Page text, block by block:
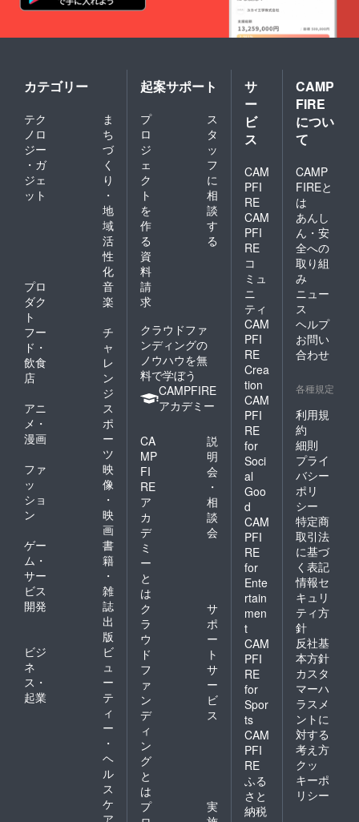
や、
イベン
トの企
画運営
を進め
ていく
プラン
です。
トごと
に打ち
上げも
しま
す。強
制では
ないで
すが、
旅キャ
ンや
GARA
MPの
SNSで
の出演
が可能
ps. ちな
援額の
73円は
ななみ
の73か
す…笑
カテゴリー
テク
ノロ
ジー
・ガ
ジェ
ット
ま
ち
づ
く
り
・
地
域
活
性
化
プロ
ダク
ト
音
楽
フー
ド・
飲食
店
チ
ャ
レ
ン
ジ
アニ
メ・
漫画
ス
ポ
ー
ツ
ファ
ッ
ショ
ン
映
像
・
映
画
ゲー
ム・
サー
ビス
開発
書
籍
・
雑
誌
出
版
ビジ
ネ
ス・
起業
ビ
ュ
ー
テ
ィ
ー
・
ヘ
ル
ス
ケ
ア
起案サポート
プ
ロ
ジ
ェ
ク
ト
を
作
る
ス
タ
ッ
フ
に
相
談
す
る
資
料
請
求
クラウドファ
ンディングの
ノウハウを無
料で学ぼう
CAMPFIRE
アカデミー
CA
MP
FI
RE
ア
カ
デ
ミ
ー
と
は
説
明
会
・
相
談
会
ク
ラ
ウ
ド
フ
ァ
ン
デ
ィ
ン
グ
と
は
サ
ポ
ー
ト
サ
ー
ビ
ス
プ
実
サ
ー
ビ
ス
CAM
PFI
RE
CAM
PFI
RE
コ
ミュ
ニ
ティ
CAM
PFI
RE
Crea
tion
CAM
PFI
RE
for
Soci
al
Goo
d
CAM
PFI
RE
for
Ente
rtain
men
t
CAM
PFI
RE
for
Spor
ts
CAM
PFI
RE
ふる
さと
納税
CAMP
FIRE
につい
て
CAMP
FIREと
は
あんし
ん・安
全への
取り組
み
ニュー
ス
ヘルプ
お問い
合わせ
各種規定
利用規
約
細則
プライ
バシー
ポリ
シー
特定商
取引法
に基づ
く表記
情報セ
キュリ
ティ方
針
反社基
本方針
カスタ
マーハ
ラスメ
ントに
対する
考え方
クッ
キーポ
リシー